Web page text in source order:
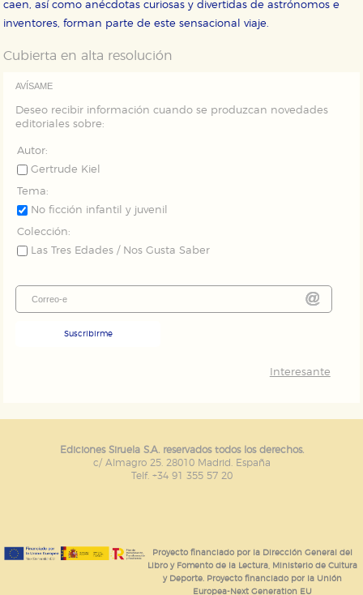
caen, así como anécdotas curiosas y divertidas de astrónomos e
inventores, forman parte de este sensacional viaje.
Cubierta en alta resolución
AVÍSAME
Deseo recibir información cuando se produzcan novedades
editoriales sobre:
Autor:
Gertrude Kiel
Tema:
No ficción infantil y juvenil
Colección:
Las Tres Edades / Nos Gusta Saber
Suscribirme
Interesante
Ediciones Siruela S.A. reservados todos los derechos.
c/ Almagro 25. 28010 Madrid. España
Telf. +34 91 355 57 20
Proyecto financiado por la Dirección General del
Libro y Fomento de la Lectura, Ministerio de Cultura
y Deporte. Proyecto financiado por la Unión
Europea-Next Generation EU
almacenan directamente información personal sino
que se basan en la identificación única de su
GUARDAR CONFIGURACIÓN
Puede consultar nuestra